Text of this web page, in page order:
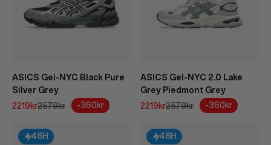
ASICS Gel-NYC Black Pure
Silver Grey
REA-pris
2219krPris
2579kr -360kr
ASICS Gel-NYC 2.0 Lake
Grey Piedmont Grey
REA-pris
2219krPris
2579kr -360kr
48H 48H